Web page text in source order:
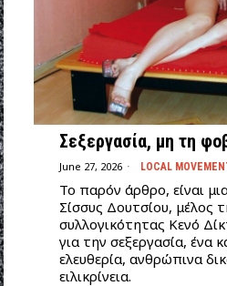
Σεξεργασία, μη τη
June 27, 2026 LOCAL
Το παρόν άρθρο, είναι
Σίσσυς Δουτσίου, μέλος
συλλογικότητας Κενό
για την σεξεργασία, ένα
ελευθερία, ανθρώπινα
ειλικρίνεια.